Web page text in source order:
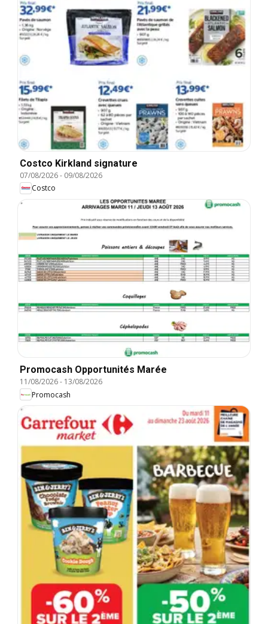
Costco Kirkland signature
07/08/2026- 09/08/2026
Costco
Promocash Opportunités Marée
11/08/2026- 13/08/2026
Promocash